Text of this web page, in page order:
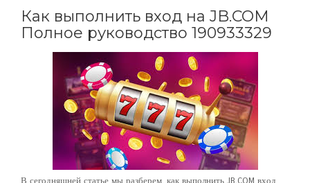
Как выполнить вход на JB.COM
Полное руководство 190933329